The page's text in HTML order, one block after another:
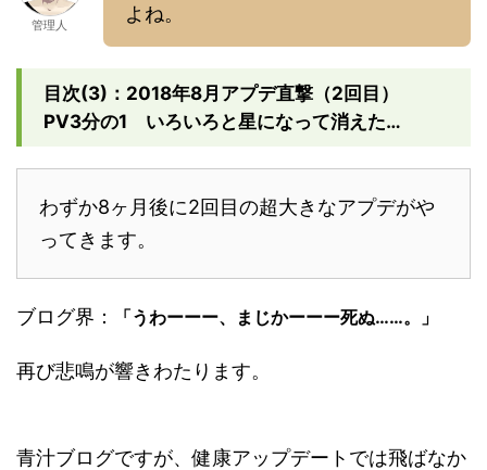
管理人
よね。
目次(3)：2018年8月アプデ直撃（2回目）
PV3分の1 いろいろと星になって消えた…
わずか8ヶ月後に2回目の超大きなアプデがや
ってきます。
ブログ界： 「うわーーー、まじかーーー死ぬ……。」
再び悲鳴が響きわたります。
青汁ブログですが、健康アップデートでは飛ばなか